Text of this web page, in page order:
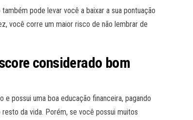
pode levar você a baixar a sua pontuação
você corre um maior risco de não lembrar de
considerado bom
possui uma boa educação financeira, pagando
da vida. Porém, se você possui muitos